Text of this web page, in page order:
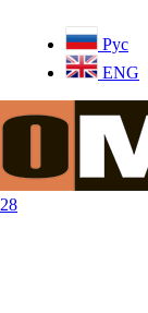
Рус
ENG